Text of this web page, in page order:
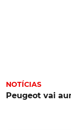
NOTÍCIAS
Peugeot vai